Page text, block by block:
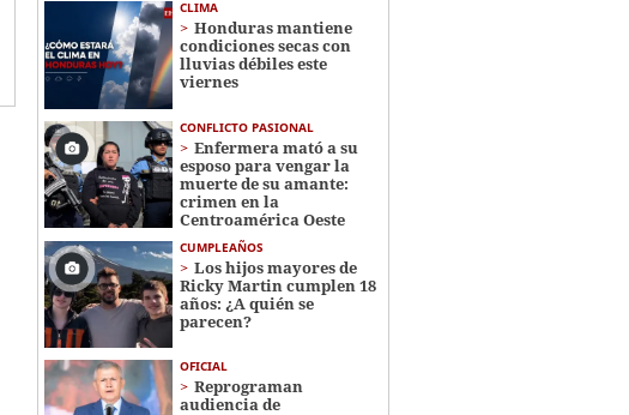
CLIMA
Honduras mantiene
condiciones secas con
lluvias débiles este
viernes
CONFLICTO PASIONAL
Enfermera mató a su
esposo para vengar la
muerte de su amante:
crimen en la
Centroamérica Oeste
CUMPLEAÑOS
Los hijos mayores de
Ricky Martin cumplen 18
años: ¿A quién se
parecen?
OFICIAL
Reprograman
audiencia de